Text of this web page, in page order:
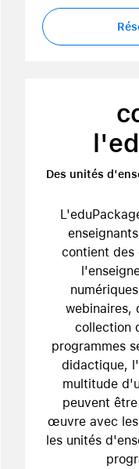
Des unités
contient des
webinaires,
collection
programmes
didactique,
multitude
peuvent
œuvre avec les
les unités